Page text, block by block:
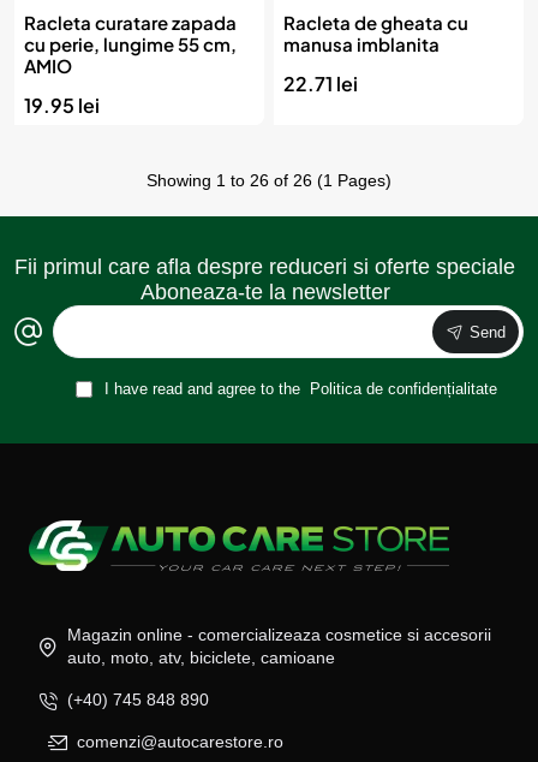
Racleta curatare zapada
cu perie, lungime 55 cm,
AMIO
19.95 lei
Racleta de gheata cu
manusa imblanita
22.71 lei
Showing 1 to 26 of 26 (1 Pages)
Fii primul care afla despre reduceri si oferte speciale
Aboneaza-te la newsletter
Send
I have read and agree to the Politica de confidențialitate
Magazin online - comercializeaza cosmetice si accesorii
auto, moto, atv, biciclete, camioane
(+40) 745 848 890
comenzi@autocarestore.ro